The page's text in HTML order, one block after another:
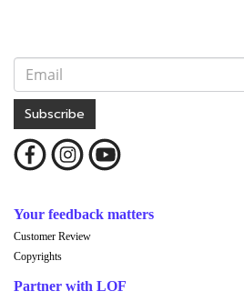
Subscribe
Your feedback matters
Customer Review
Copyrights
Partner with LOF